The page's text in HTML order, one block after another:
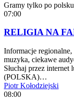
Gramy tylko po
07:00
RELIGIA NA
Informacje
muzyka, ciekawe
Słuchaj przez
(POLSKA)…
Piotr Kołodziejski
08:00